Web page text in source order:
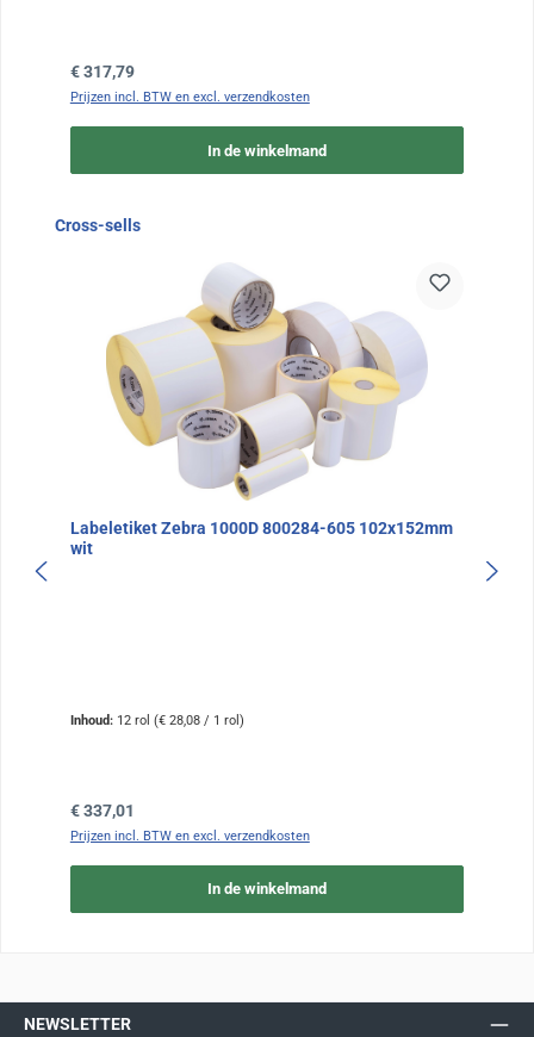
Normale prijs:
€ 317,79
Prijzen incl. BTW en excl. verzendkosten
In de winkelmand
Sla de afbeeldingengalerij over
Cross-sells
Labeletiket Zebra 1000D 800284-605 102x152mm
wit
Inhoud: 12 rol (€ 28,08 / 1 rol)
Normale prijs:
€ 337,01
Prijzen incl. BTW en excl. verzendkosten
In de winkelmand
NEWSLETTER